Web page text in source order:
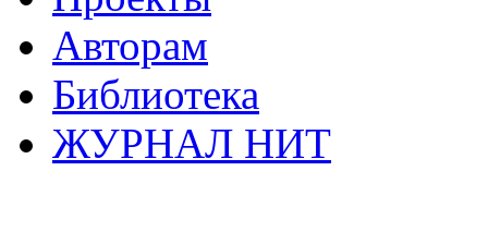
Авторам
Библиотека
ЖУРНАЛ НИТ